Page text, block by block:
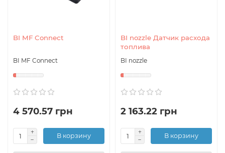
BI MF Connect
BI MF Connect
4 570.57 грн
В корзину
BI nozzle Датчик расхода
топлива
BI nozzle
2 163.22 грн
В корзину